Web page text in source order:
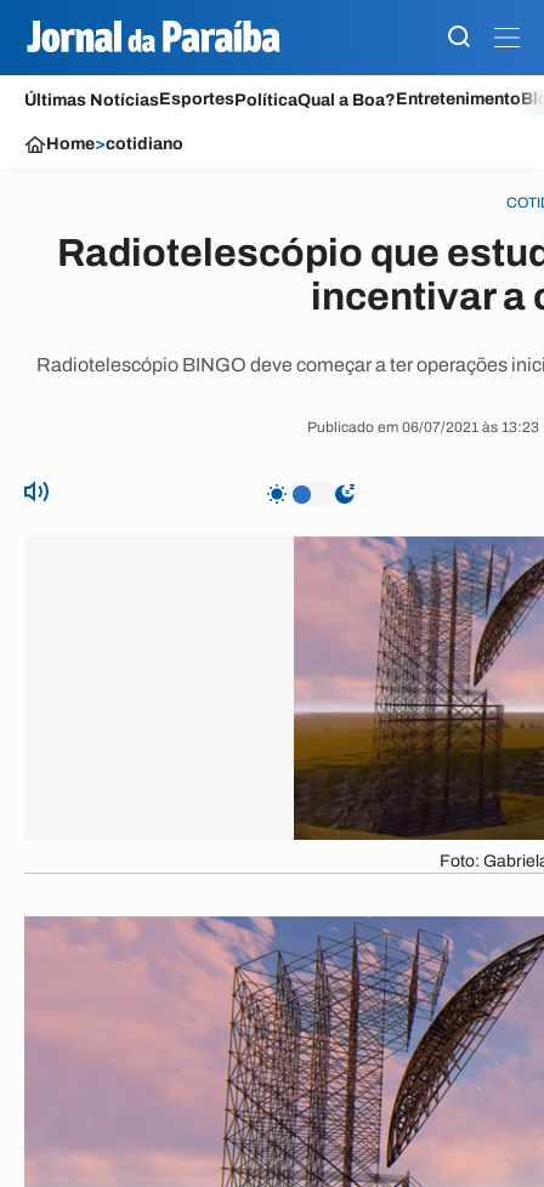
Últimas NotíciasEsportesPolíticaQual a Boa?Entretenimento
Home>cotidiano
Radiotelescópio que
incentivar a
Radiotelescópio BINGO deve começar a ter operações
Publicado em 06/07/2021 às
Foto: